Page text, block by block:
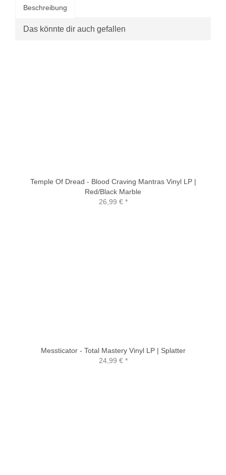
Beschreibung
Das könnte dir auch gefallen
Temple Of Dread - Blood Craving Mantras Vinyl LP |
Red/Black Marble
26,99 €*
Messticator - Total Mastery Vinyl LP | Splatter
24,99 €*